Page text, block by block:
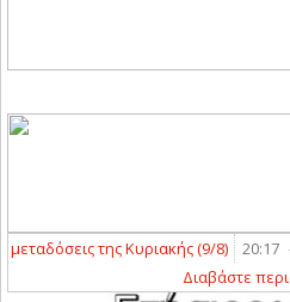
της Κυριακής (9/8) 20:17 -
Διαβάστε